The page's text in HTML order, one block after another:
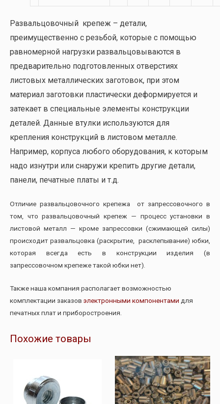
Развальцовочный крепеж – детали,
преимущественно с резьбой, которые с помощью
равномерной нагрузки развальцовываются в
предварительно подготовленных отверстиях
листовых металлических заготовок, при этом
материал заготовки пластически деформируется и
затекает в специальные элементы конструкции
деталей. Данные втулки используются для
крепления конструкций в листовом металле.
Например, корпуса любого оборудования, к которым
надо изнутри или снаружи крепить другие детали,
панели, печатные платы и т.д.
Отличие развальцовочного крепежа от запрессовочного в
том, что развальцовочный крепеж — процесс установки в
листовой металл — кроме запрессовки (сжимающей силы)
происходит развальцовка (раскрытие, расклепывание) юбки,
которая всегда есть в конструкции изделия (в
запрессовочном крепеже такой юбки нет).
Также наша компания располагает возможностью
комплектации заказов электронными компонентами для
печатных плат и приборостроения.
Похожие товары